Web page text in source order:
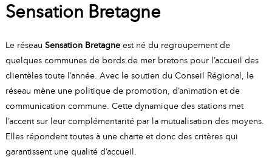
CI
DE
LA
M
A
RIE
Sensation Bretagne
Le réseau Sensation Bretagneest né du regroupement de
quelques communes de bords de mer bretons pour l’accueil des
clientèles toute l’année. Avec le soutien du Conseil Régional, le
réseau mène une politique de promotion, d’animation et de
communication commune. Cette dynamique des stations met
l’accent sur leur complémentarité par la mutualisation des moyens.
Elles répondent toutes à une charte et donc des critères qui
garantissent une qualité d’accueil.